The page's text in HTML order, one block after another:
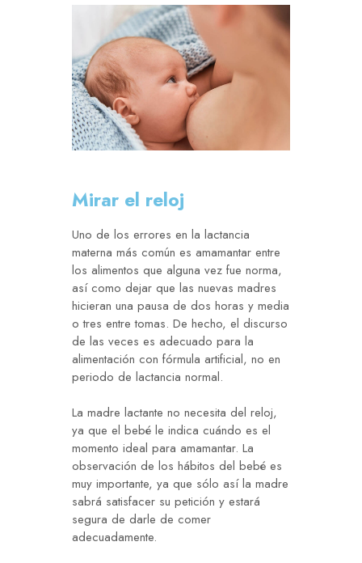
Mirar el reloj
Uno de los errores en la lactancia
materna más común es amamantar entre
los alimentos que alguna vez fue norma,
así como dejar que las nuevas madres
hicieran una pausa de dos horas y media
o tres entre tomas. De hecho, el discurso
de las veces es adecuado para la
alimentación con fórmula artificial, no en
periodo de lactancia normal.
La madre lactante no necesita del reloj,
ya que el bebé le indica cuándo es el
momento ideal para amamantar. La
observación de los hábitos del bebé es
muy importante, ya que sólo así la madre
sabrá satisfacer su petición y estará
segura de darle de comer
adecuadamente.